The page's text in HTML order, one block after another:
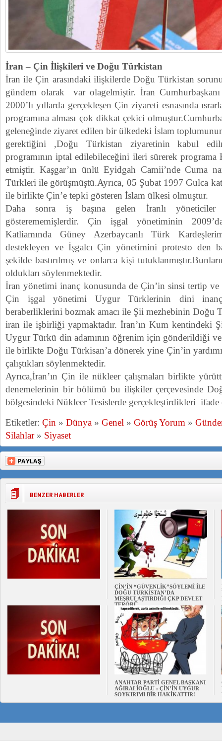
İran – Çin İlişkileri ve Doğu Türkistan
İran ile Çin arasındaki ilişkilerde Doğu Türkistan
gündem olarak var olagelmiştir. İran
2000’lı yıllarda gerçekleşen Çin ziyareti esnasında
programına alması çok dikkat çekici
geleneğinde ziyaret edilen bir ülkedeki İslam
gerektiğini ,Doğu Türkistan ziyaretinin kabul
programının iptal edilebileceğini ileri sürerek
etmiştir. Kaşgar’ın ünlü Eyidgah Camii’nde Cuma
Türkleri ile görüşmüştü.Ayrıca, 05 Şubat 1997 Gulca
ile birlikte Çin’e tepki gösteren İslam ülkesi olmuştur.
Daha sonra iş başına gelen İranlı yöneticiler
gösterememişlerdir. Çin işgal yönetiminin
Katliamında Güney Azerbaycanlı Türk
destekleyen ve İşgalcı Çin yönetimini protesto den
şekilde bastırılmış ve onlarca kişi
oldukları söylenmektedir.
İran yönetimi inanç konusunda de Çin’in sinsi tertip ve
Çin işgal yönetimi Uygur Türklerinin dini
beraberliklerini bozmak amacı ile Şii mezhebinin Doğu
iran ile işbirliği yapmaktadır. İran’ın Kum kentindeki
Uygur Türkü din adamının öğrenim için gönderildiği
ile birlikte Doğu Türkisan’a dönerek yine Çin’in
çalıştıkları söylenmektedir.
Ayrıca,İran’ın Çin ile nükleer çalışmaları birlikte
denemelerinin bir bölümü bu ilişkiler çerçevesinde
bölgesindeki Nükleer Tesislerde gerçekleştirdikleri ifade
Etiketler: Çin » Dünya » Genel » Görüş Yorum »
Silahlar» Siyaset
BENZER HABERLER
ÇİN’İN “GÜVENLİK”SÖYLEMİ İLE
DOĞU TÜRKİSTAN’DA
MEŞRULAŞTIRDIĞI ÇKP DEVLET
TERÖRÜ
ANAHTAR PARTİ GENEL BAŞKANI
AĞIRALİOĞLU : ÇİN’İN UYGUR
SOYKIRIMI BİR HAKİKATTIR!